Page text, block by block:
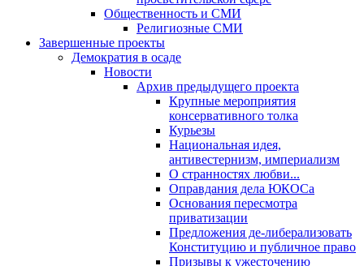
Общественность и СМИ
Религиозные СМИ
Завершенные проекты
Демократия в осаде
Новости
Архив предыдущего проекта
Крупные мероприятия
консервативного толка
Курьезы
Национальная идея,
антивестернизм, империализм
О странностях любви...
Оправдания дела ЮКОСа
Основания пересмотра
приватизации
Предложения де-либерализовать
Конституцию и публичное право
Призывы к ужесточению